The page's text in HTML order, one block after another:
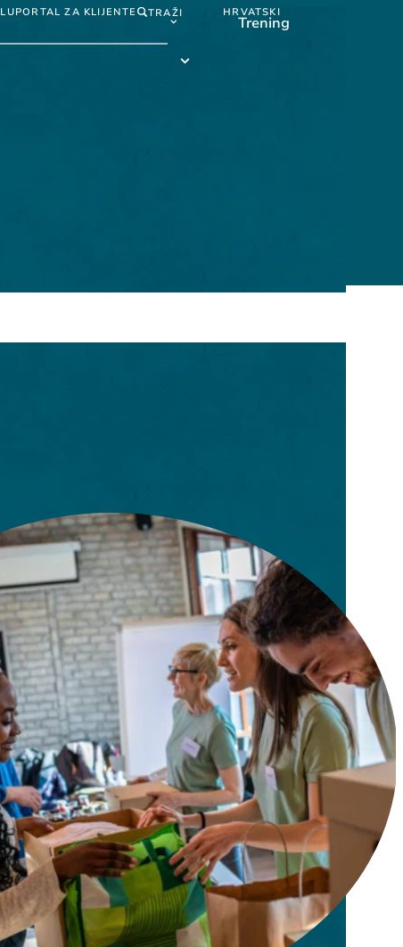
PORTAL ZA KLIJENTE TRAŽI HRVATSKI
Hrvatski
Trening
Trening